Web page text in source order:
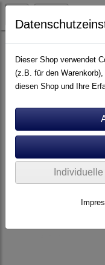
Kabel Digital Opto
Dieser Shop verwendet
(z.B. für den
diesen Shop und Ihre